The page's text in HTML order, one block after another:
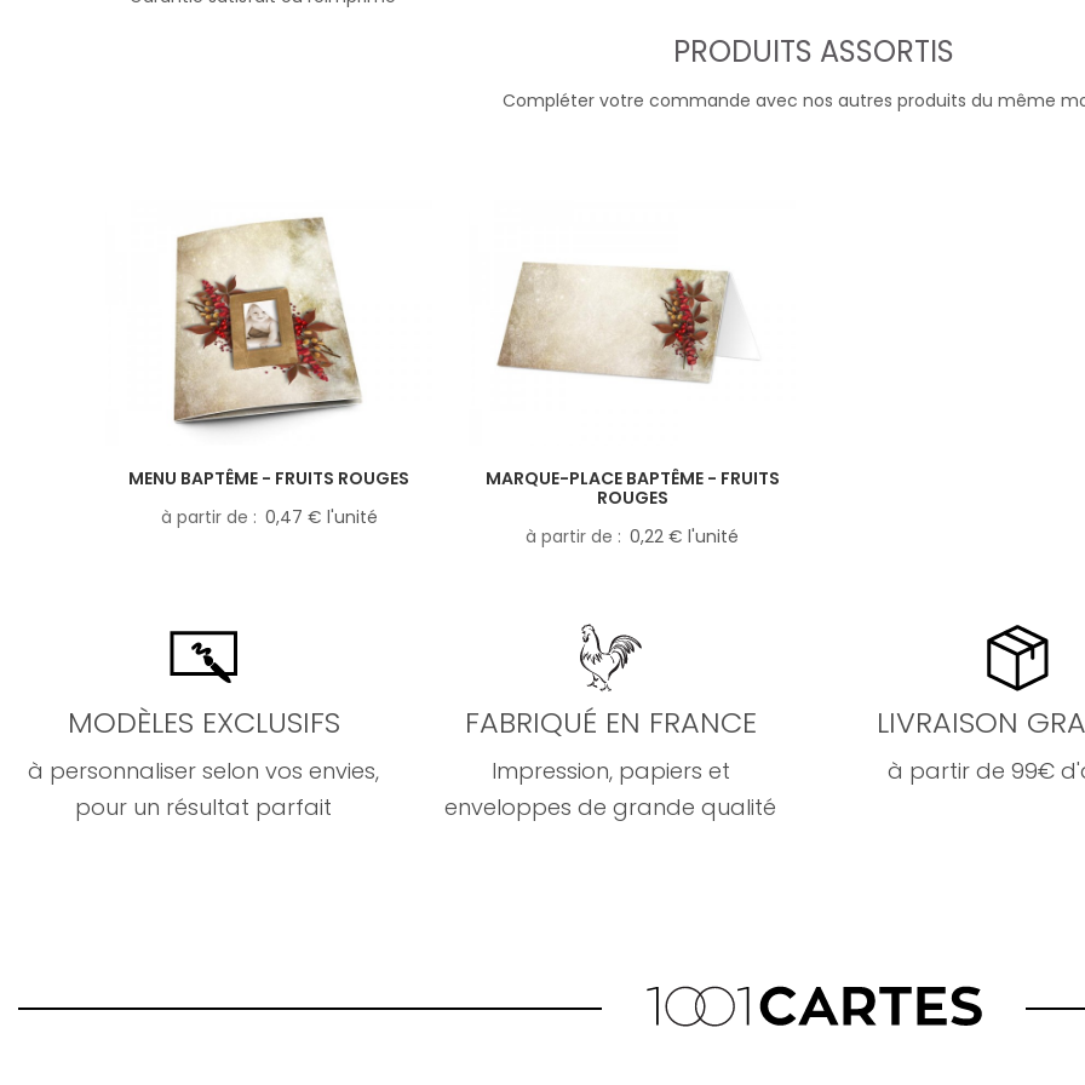
PRODUITS ASSORTIS
Compléter votre commande avec nos autres produits du même
MENU BAPTÊME - FRUITS ROUGES
à partir de
0,47 € l'unité
MARQUE-PLACE BAPTÊME - FRUITS
ROUGES
à partir de
0,22 € l'unité
MODÈLES EXCLUSIFS
à personnaliser selon vos envies,
pour un résultat parfait
FABRIQUÉ EN FRANCE
Impression, papiers et
enveloppes de grande qualité
LIVRAISON
à partir de 99€